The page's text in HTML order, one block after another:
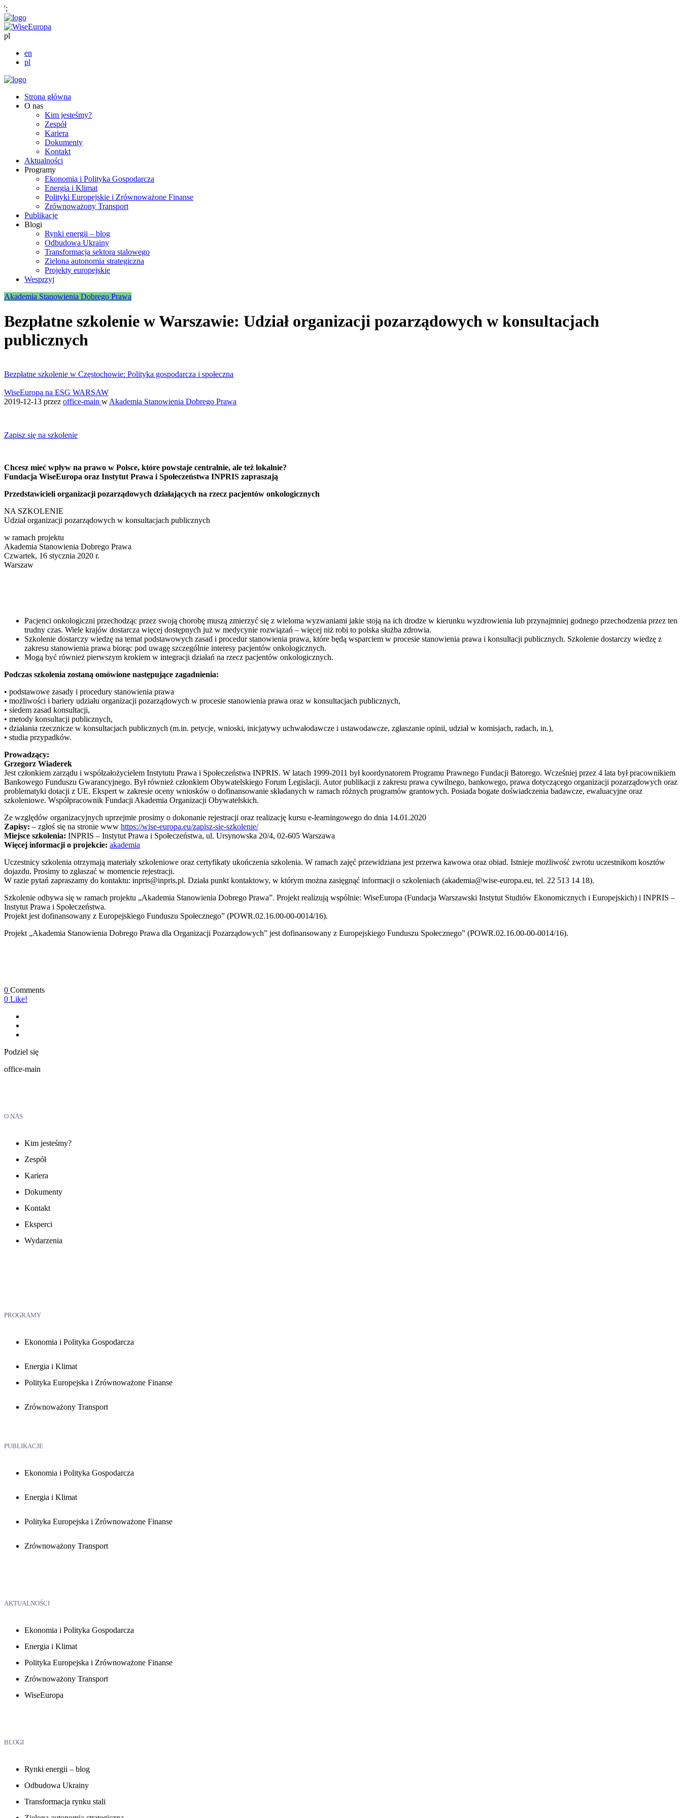
';
pl
en
pl
Strona główna
O nas
Kim jesteśmy?
Zespół
Kariera
Dokumenty
Kontakt
Aktualności
Programy
Ekonomia i Polityka Gospodarcza
Energia i Klimat
Polityki Europejskie i Zrównoważone Finanse
Zrównoważony Transport
Publikacje
Blogi
Rynki energii – blog
Odbudowa Ukrainy
Transformacja sektora stalowego
Zielona autonomia strategiczna
Projekty europejskie
Wesprzyj
Akademia Stanowienia Dobrego Prawa
Bezpłatne szkolenie w Warszawie: Udział organizacji pozarządowych w konsultacjach
publicznych
Bezpłatne szkolenie w Częstochowie: Polityka gospodarcza i społeczna
WiseEuropa na ESG WARSAW
2019-12-13 przez office-main w Akademia Stanowienia Dobrego Prawa
Zapisz się na szkolenie
Chcesz mieć wpływ na prawo w Polsce, które powstaje centralnie, ale też lokalnie?
Fundacja WiseEuropa oraz Instytut Prawa i Społeczeństwa INPRIS zapraszają
Przedstawicieli organizacji pozarządowych działających na rzecz pacjentów onkologicznych
NA SZKOLENIE
Udział organizacji pozarządowych w konsultacjach publicznych
w ramach projektu
Akademia Stanowienia Dobrego Prawa
Czwartek, 16 stycznia 2020 r.
Warszaw
Pacjenci onkologiczni przechodząc przez swoją chorobę muszą zmierzyć się z wieloma wyzwaniami jakie stoją na ich drodze w kierunku wyzdrowienia lub przynajmniej godnego przechodzenia przez ten
trudny czas. Wiele krajów dostarcza więcej dostępnych już w medycynie rozwiązań – więcej niż robi to polska służba zdrowia.
Szkolenie dostarczy wiedzę na temat podstawowych zasad i procedur stanowienia prawa, które będą wsparciem w procesie stanowienia prawa i konsultacji publicznych. Szkolenie dostarczy wiedzę z
zakresu stanowienia prawa biorąc pod uwagę szczególnie interesy pacjentów onkologicznych.
Mogą być również pierwszym krokiem w integracji działań na rzecz pacjentów onkologicznych.
Podczas szkolenia zostaną omówione następujące zagadnienia:
• podstawowe zasady i procedury stanowienia prawa
• możliwości i bariery udziału organizacji pozarządowych w procesie stanowienia prawa oraz w konsultacjach publicznych,
• siedem zasad konsultacji,
• metody konsultacji publicznych,
• działania rzecznicze w konsultacjach publicznych (m.in. petycje, wnioski, inicjatywy uchwałodawcze i ustawodawcze, zgłaszanie opinii, udział w komisjach, radach, in.),
• studia przypadków.
Prowadzący:
Grzegorz Wiaderek
Jest członkiem zarządu i współzałożycielem Instytutu Prawa i Społeczeństwa INPRIS. W latach 1999-2011 był koordynatorem Programu Prawnego Fundacji Batorego. Wcześniej przez 4 lata był pracownikiem
Bankowego Funduszu Gwarancyjnego. Był również członkiem Obywatelskiego Forum Legislacji. Autor publikacji z zakresu prawa cywilnego, bankowego, prawa dotyczącego organizacji pozarządowych oraz
problematyki dotacji z UE. Ekspert w zakresie oceny wniosków o dofinansowanie składanych w ramach różnych programów grantowych. Posiada bogate doświadczenia badawcze, ewaluacyjne oraz
szkoleniowe. Współpracownik Fundacji Akademia Organizacji Obywatelskich.
Ze względów organizacyjnych uprzejmie prosimy o dokonanie rejestracji oraz realizację kursu e-learningowego do dnia 14.01.2020
Zapisy: – zgłoś się na stronie www https://wise-europa.eu/zapisz-sie-szkolenie/
Miejsce szkolenia: INPRIS – Instytut Prawa i Społeczeństwa, ul. Ursynowska 20/4, 02-605 Warszawa
Więcej informacji o projekcie: akademia
Uczestnicy szkolenia otrzymają materiały szkoleniowe oraz certyfikaty ukończenia szkolenia. W ramach zajęć przewidziana jest przerwa kawowa oraz obiad. Istnieje możliwość zwrotu uczestnikom kosztów
dojazdu. Prosimy to zgłaszać w momencie rejestracji.
W razie pytań zapraszamy do kontaktu: inpris@inpris.pl. Działa punkt kontaktowy, w którym można zasięgnąć informacji o szkoleniach (akademia@wise-europa.eu, tel. 22 513 14 18).
Szkolenie odbywa się w ramach projektu „Akademia Stanowienia Dobrego Prawa”. Projekt realizują wspólnie: WiseEuropa (Fundacja Warszawski Instytut Studiów Ekonomicznych i Europejskich) i INPRIS –
Instytut Prawa i Społeczeństwa.
Projekt jest dofinansowany z Europejskiego Funduszu Społecznego” (POWR.02.16.00-00-0014/16).
Projekt „Akademia Stanowienia Dobrego Prawa dla Organizacji Pozarządowych” jest dofinansowany z Europejskiego Funduszu Społecznego” (POWR.02.16.00-00-0014/16).
0 Comments
0 Like!
Podziel się
office-main
O NAS
Kim jesteśmy?
Zespół
Kariera
Dokumenty
Kontakt
Eksperci
Wydarzenia
PROGRAMY
Ekonomia i Polityka Gospodarcza
Energia i Klimat
Polityka Europejska i Zrównoważone Finanse
Zrównoważony Transport
PUBLIKACJE
Ekonomia i Polityka Gospodarcza
Energia i Klimat
Polityka Europejska i Zrównoważone Finanse
Zrównoważony Transport
AKTUALNOŚCI
Ekonomia i Polityka Gospodarcza
Energia i Klimat
Polityka Europejska i Zrównoważone Finanse
Zrównoważony Transport
WiseEuropa
BLOGI
Rynki energii – blog
Odbudowa Ukrainy
Transformacja rynku stali